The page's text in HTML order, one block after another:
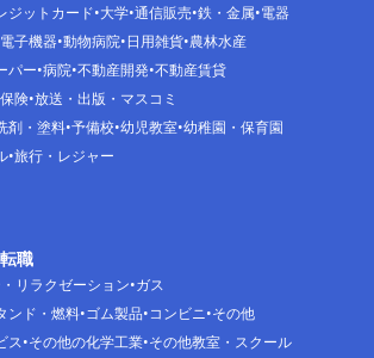
ジットカード 大学 通信販売 鉄・金属 電器
子機器 動物病院 日用雑貨 農林水産
パー 病院 不動産開発 不動産賃貸
保険 放送・出版・マスコミ
剤・塗料 予備校 幼児教室 幼稚園・保育園
旅行・レジャー
職
リラクゼーション ガス
ンド・燃料 ゴム製品 コンビニ その他
ス その他の化学工業 その他教室・スクール